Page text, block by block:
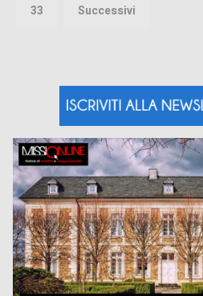
33 Successivi